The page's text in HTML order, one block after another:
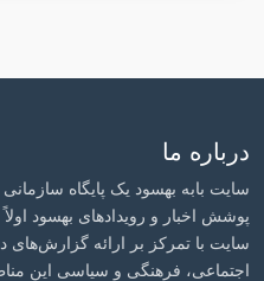
درباره ما
سایت بابه بهسود یک پایگاه
پوشش اخبار و رویدادهای بهسود اولاً
سایت با تمرکز بر ارائه گزارش‌های
اجتماعی، فرهنگی و سیاسی این